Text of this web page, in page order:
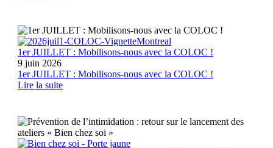
1er JUILLET : Mobilisons-nous avec la COLOC !
9 juin 2026
1er JUILLET : Mobilisons-nous avec la COLOC !
Lire la suite